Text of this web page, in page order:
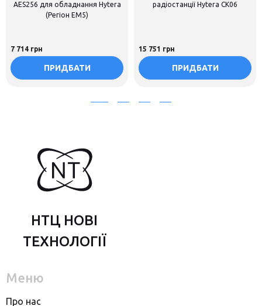
AES256 для обладнання Hytera
(Регіон EM5)
7 714 грн
ПРИДБАТИ
радіостанції Hytera CK06
15 751 грн
ПРИДБАТИ
НТЦ НОВІ
ТЕХНОЛОГІЇ
Меню
Про нас